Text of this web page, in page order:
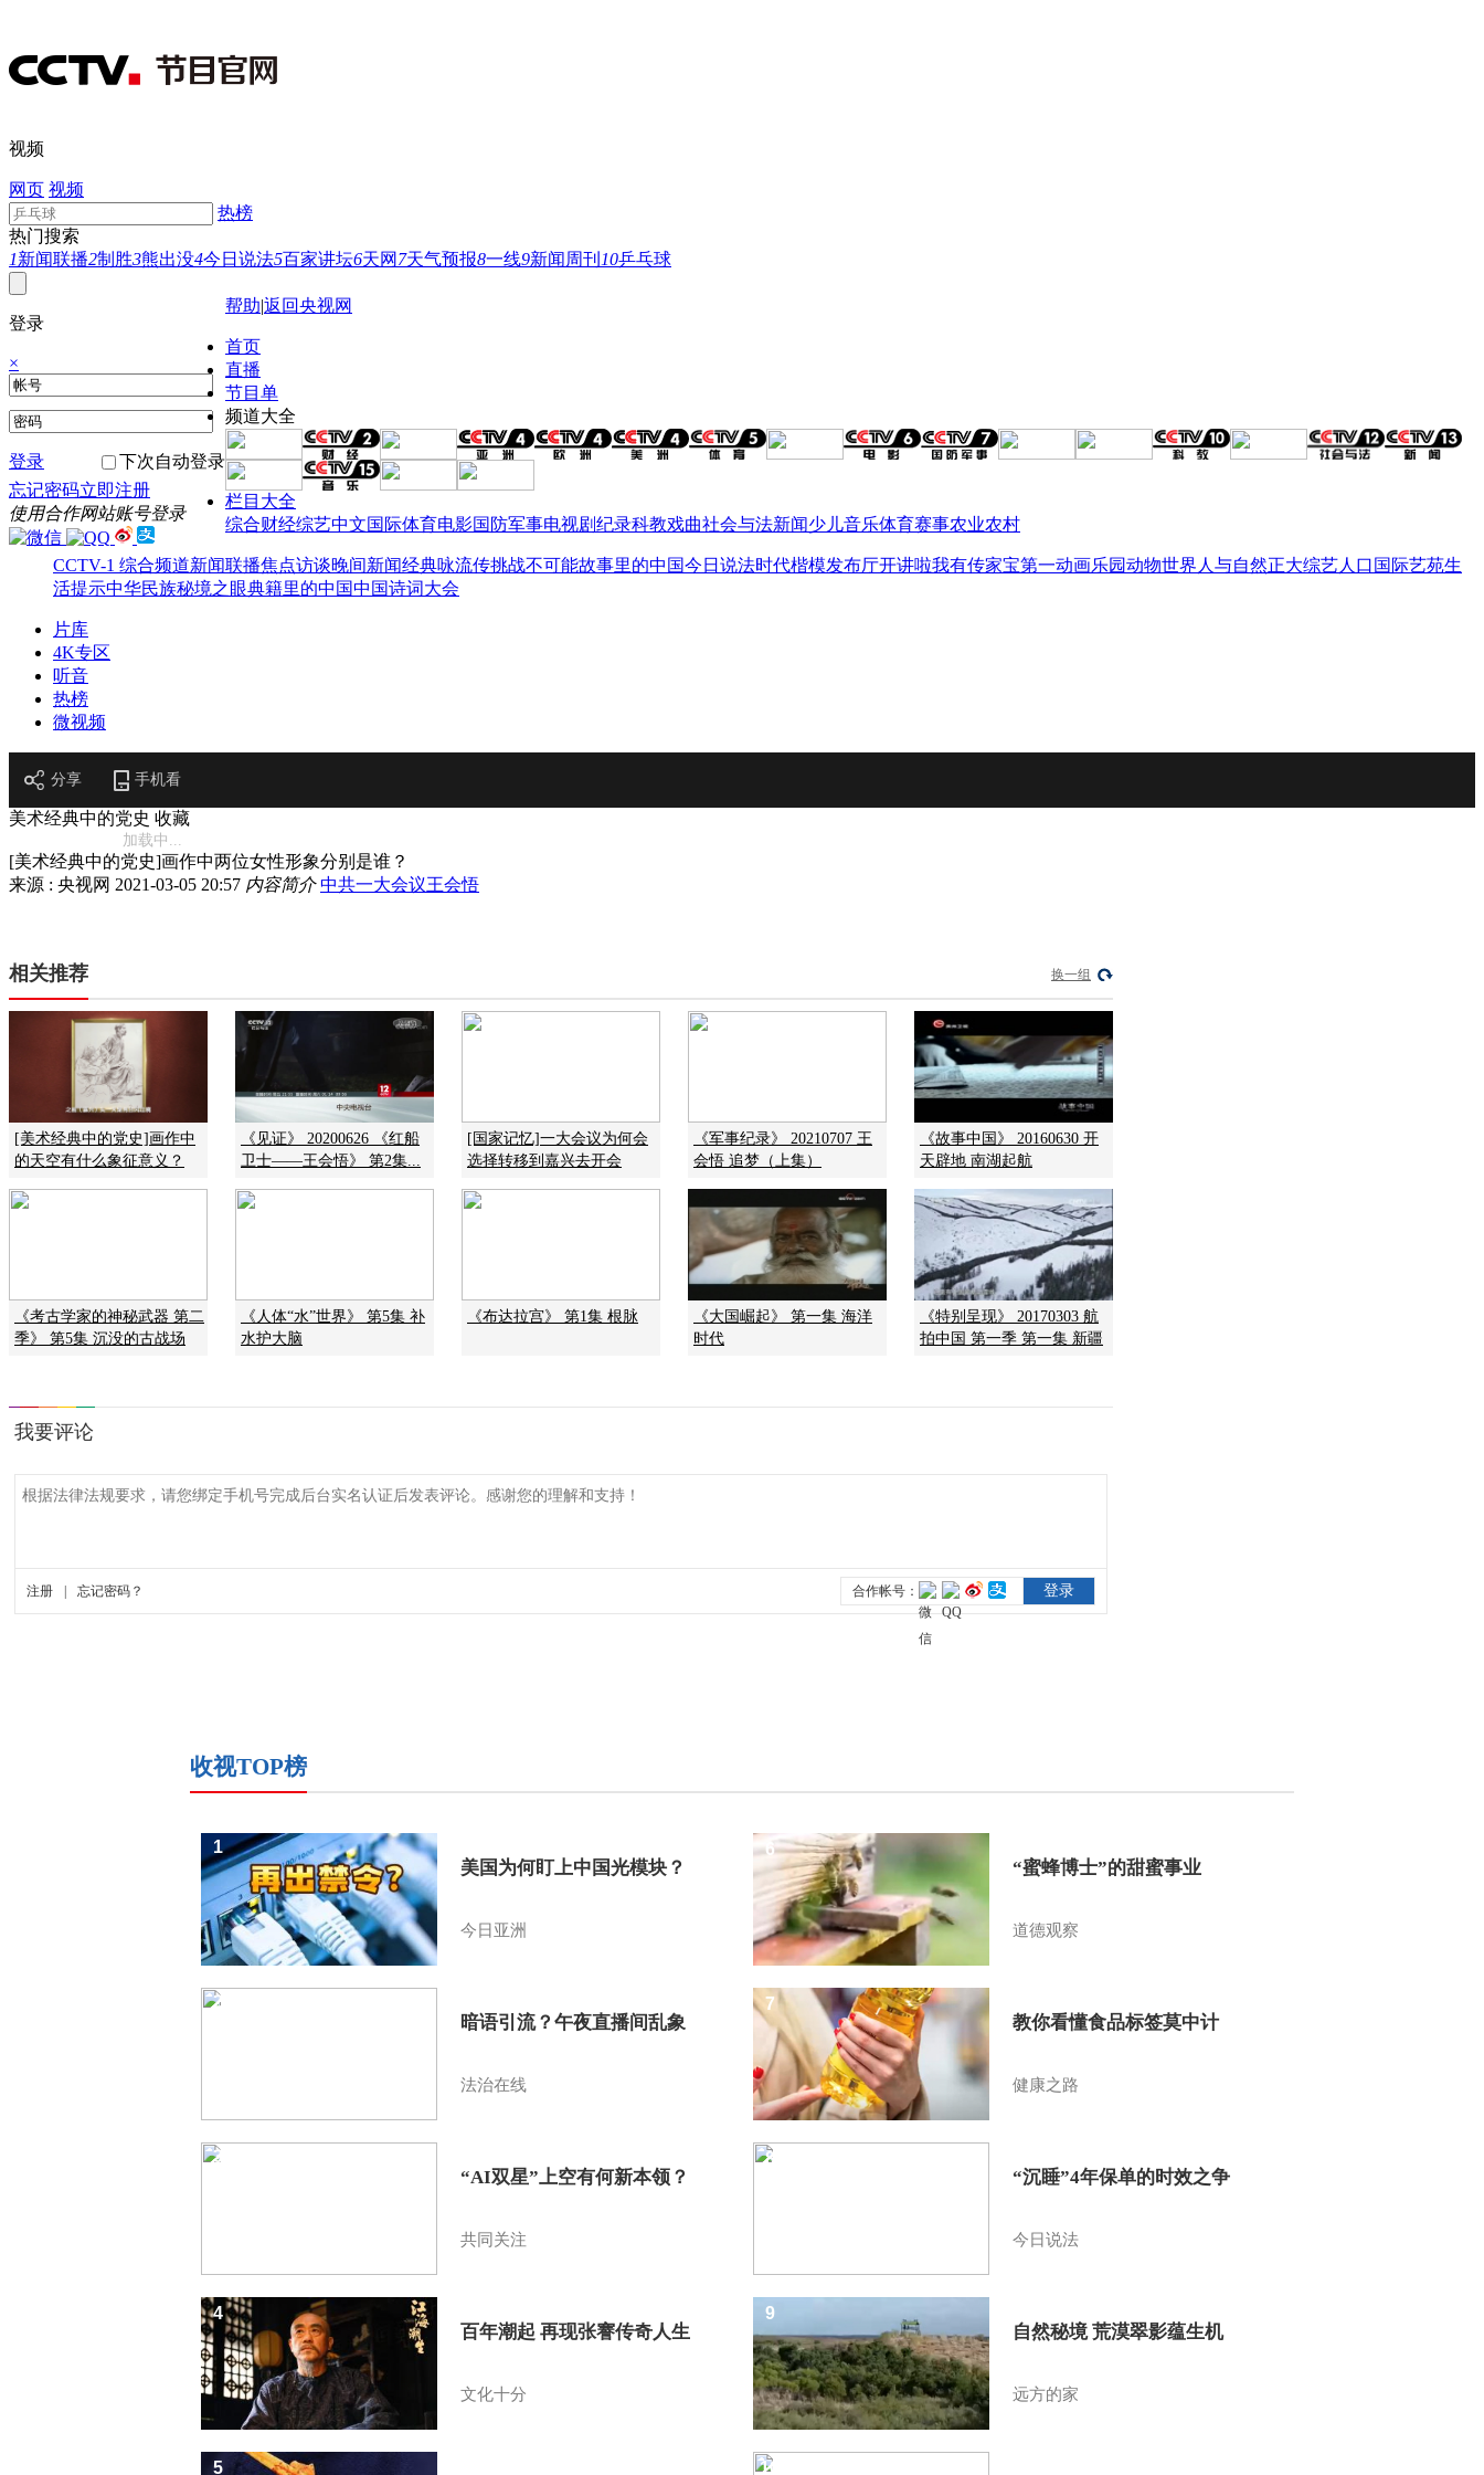
视频
网页 视频
热榜
热门搜索
1新闻联播2制胜3熊出没4今日说法5百家讲坛6天网 7天气预报8一线9新闻周刊 10乒乓球
登录
×
登录
下次自动登录
忘记密码立即注册
使用合作网站账号登录
帮助|返回央视网
首页
直播
节目单
频道大全
栏目大全
综合财经综艺中文国际体育电影国防军事电视剧纪录科教戏曲社会与法新闻少儿音乐体育赛事农业农村
CCTV-1 综合频道新闻联播焦点访谈晚间新闻经典咏流传挑战不可能故事里的中国今日说法时代楷模发布厅开讲啦我有传家宝第一动画乐园动物世界 人与自然正大综艺人口 国际艺苑生
活提示中华民族秘境之眼典籍里的中国中国诗词大会
片库
4K专区
听音
热榜
微视频
分享 手机看
美术经典中的党史 收藏
加载中...
[美术经典中的党史]画作中两位女性形象分别是谁？
来源 : 央视网 2021-03-05 20:57 内容简介 中共一大会议王会悟
相关推荐 换一组
[美术经典中的党史]画作中
的天空有什么象征意义？
《见证》 20200626 《红船
卫士——王会悟》 第2集...
[国家记忆]一大会议为何会
选择转移到嘉兴去开会
《军事纪录》 20210707 王
会悟 追梦（上集）
《故事中国》 20160630 开
天辟地 南湖起航
《考古学家的神秘武器 第二
季》 第5集 沉没的古战场
《人体“水”世界》 第5集 补
水护大脑
《布达拉宫》 第1集 根脉
《大国崛起》 第一集 海洋
时代
《特别呈现》 20170303 航
拍中国 第一季 第一集 新疆
收视TOP榜
美国为何盯上中国光模块？
今日亚洲
1
暗语引流？午夜直播间乱象
法治在线
2
“AI双星”上空有何新本领？
共同关注
3
百年潮起 再现张謇传奇人生
文化十分
4
5
“蜜蜂博士”的甜蜜事业
道德观察
6
教你看懂食品标签莫中计
健康之路
7
“沉睡”4年保单的时效之争
今日说法
8
自然秘境 荒漠翠影蕴生机
远方的家
9
10